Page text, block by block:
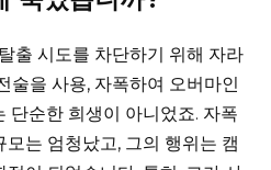
출 시도를 차단하기 위해 자라
술을 사용, 자폭하여 오버마인
단순한 희생이 아니었죠. 자폭
는 엄청났고, 그의 행위는 캠